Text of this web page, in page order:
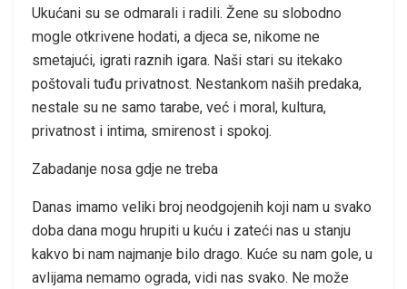
Ukućani su se odmarali i radili. Žene su slobodno
mogle otkrivene hodati, a djeca se, nikome ne
smetajući, igrati raznih igara. Naši stari su itekako
poštovali tuđu privatnost. Nestankom naših predaka,
nestale su ne samo tarabe, već i moral, kultura,
privatnost i intima, smirenost i spokoj.
Zabadanje nosa gdje ne treba
Danas imamo veliki broj neodgojenih koji nam u svako
doba dana mogu hrupiti u kuću i zateći nas u stanju
kakvo bi nam najmanje bilo drago. Kuće su nam gole, u
avlijama nemamo ograda, vidi nas svako. Ne može